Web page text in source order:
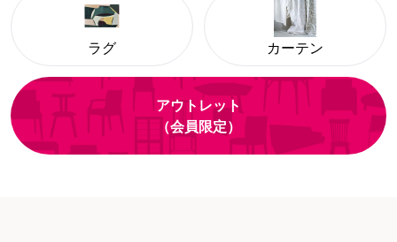
ラグ カーテン
アウトレット
（会員限定）